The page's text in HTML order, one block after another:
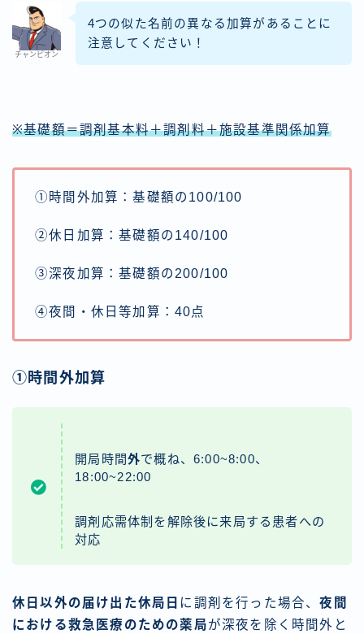
チャンピオン
4つの似た名前の異なる加算があることに
注意してください！
※基礎額＝調剤基本料＋調剤料＋施設基準関係加算
①時間外加算：基礎額の100/100
②休日加算：基礎額の140/100
③深夜加算：基礎額の200/100
④夜間・休日等加算：40点
①時間外加算
開局時間外で概ね、6:00~8:00、
18:00~22:00
調剤応需体制を解除後に来局する患者への
対応
休日以外の届け出た休局日 に調剤を行った場合、夜間
における救急医療のための薬局が深夜を除く時間外と